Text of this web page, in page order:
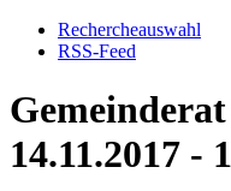
Rechercheauswahl
RSS-Feed
14.11.2017 -